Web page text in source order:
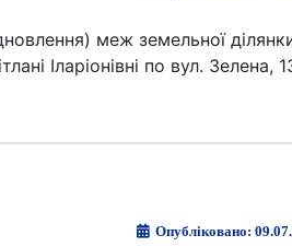
меж земельної
Іларіонівні по вул. Зелена,
Опубліковано: